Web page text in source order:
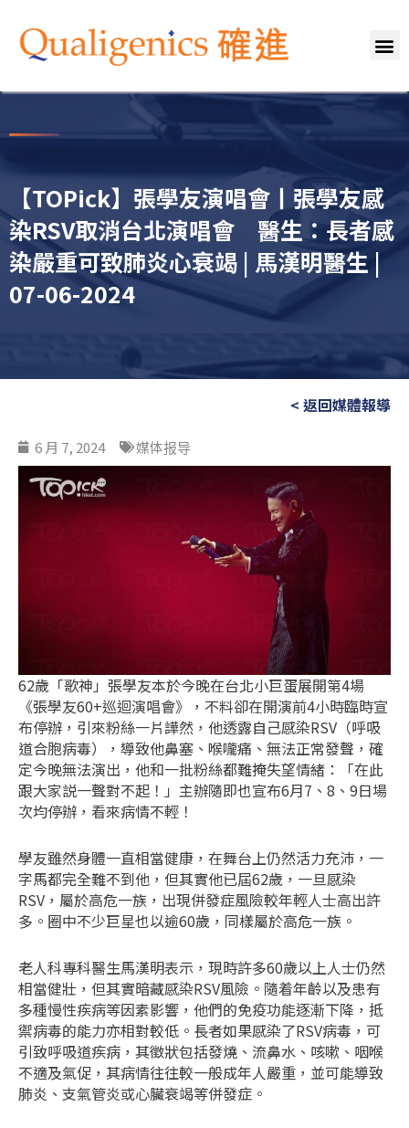
【TOPick】張學友演唱會丨張學友感
染RSV取消台北演唱會 醫生：長者感
染嚴重可致肺炎心衰竭 | 馬漢明醫生 |
07-06-2024
6 月 7, 2024 媒体报导
< 返回媒體報導
62歲「歌神」張學友本於今晚在台北小巨蛋展開第4場
《張學友60+巡迴演唱會》，不料卻在開演前4小時臨時宣
布停辦，引來粉絲一片譁然，他透露自己感染RSV（呼吸
道合胞病毒），導致他鼻塞、喉嚨痛、無法正常發聲，確
定今晚無法演出，他和一批粉絲都難掩失望情緒：「在此
跟大家説一聲對不起！」主辦隨即也宣布6月7、8、9日場
次均停辦，看來病情不輕！
學友雖然身體一直相當健康，在舞台上仍然活力充沛，一
字馬都完全難不到他，但其實他已屆62歲，一旦感染
RSV，屬於高危一族，出現併發症風險較年輕人士高出許
多。圈中不少巨星也以逾60歲，同樣屬於高危一族。
老人科專科醫生馬漢明表示，現時許多60歲以上人士仍然
相當健壯，但其實暗藏感染RSV風險。隨着年齡以及患有
多種慢性疾病等因素影響，他們的免疫功能逐漸下降，抵
禦病毒的能力亦相對較低。長者如果感染了RSV病毒，可
引致呼吸道疾病，其徵狀包括發燒、流鼻水、咳嗽、咽喉
不適及氣促，其病情往往較一般成年人嚴重，並可能導致
肺炎、支氣管炎或心臟衰竭等併發症。